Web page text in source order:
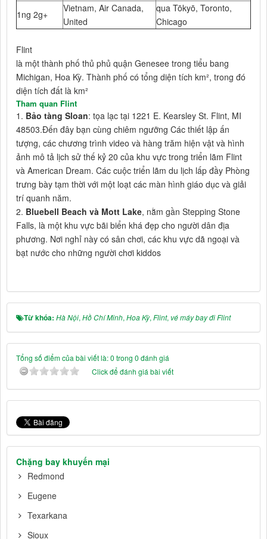
1ng 2g+
Vietnam, Air Canada,
United
qua Tōkyō, Toronto,
Chicago
Flint
là một thành phố thủ phủ quận Genesee trong tiểu bang
Michigan, Hoa Kỳ. Thành phố có tổng diện tích km², trong đó
diện tích đất là km²
Tham quan Flint
1. Bảo tàng Sloan: tọa lạc tại 1221 E. Kearsley St. Flint, MI
48503.Đến đây bạn cùng chiêm ngưỡng Các thiết lập ấn
tượng, các chương trình video và hàng trăm hiện vật và hình
ảnh mô tả lịch sử thế kỷ 20 của khu vực trong triển lãm Flint
và American Dream. Các cuộc triển lãm du lịch lấp đầy Phòng
trưng bày tạm thời với một loạt các màn hình giáo dục và giải
trí quanh năm.
2. Bluebell Beach và Mott Lake, nằm gần Stepping Stone
Falls, là một khu vực bãi biển khá đẹp cho người dân địa
phương. Nơi nghỉ này có sân chơi, các khu vực dã ngoại và
bạt nước cho những người chơi kiddos
Từ khóa: Hà Nội, Hồ Chí Minh, Hoa Kỳ, Flint, vé máy bay đi Flint
Tổng số điểm của bài viết là: 0 trong 0 đánh giá
Click để đánh giá bài viết
Chặng bay khuyến mại
Redmond
Eugene
Texarkana
Sioux